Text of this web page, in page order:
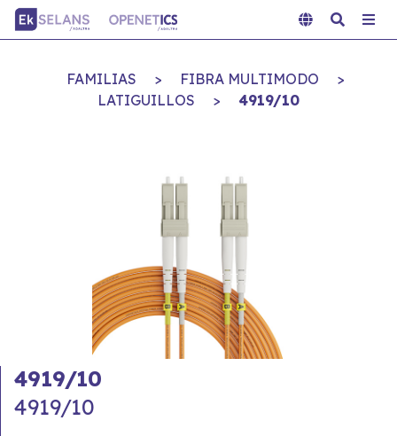
FAMILIAS > FIBRA MULTIMODO
>
LATIGUILLOS
> 4919/10
4919/10
4919/10